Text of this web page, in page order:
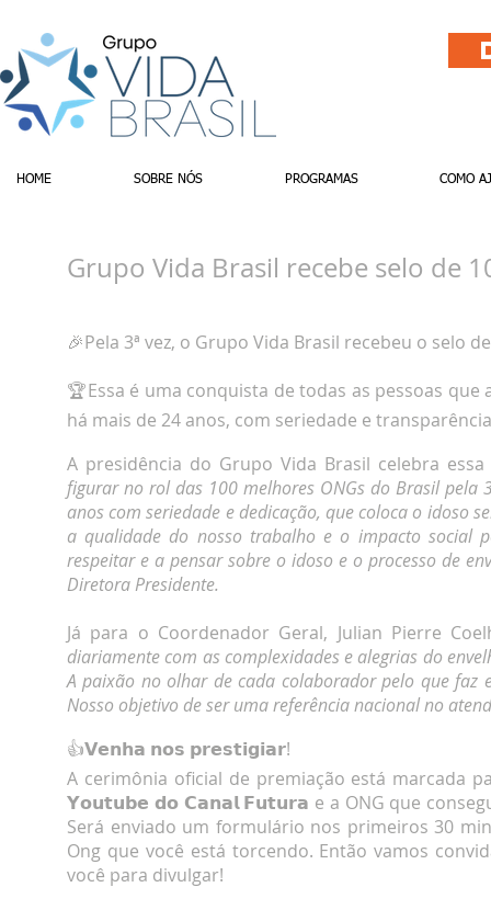
HOME SOBRE NÓS PROGRAMAS COMO
Grupo Vida Brasil recebe selo de
🎉Pela 3ª vez, o Grupo Vida Brasil recebeu o
🏆Essa é uma conquista de todas as pessoas
há mais de 24 anos, com seriedade e
A presidência do Grupo Vida Brasil celebra
figurar no rol das 100 melhores ONGs do Brasil pela
anos com seriedade e dedicação, que coloca o idoso
a qualidade do nosso trabalho e o impacto social
respeitar e a pensar sobre o idoso e o processo de
Diretora Presidente.
Já para o Coordenador Geral, Julian Pierre
diariamente com as complexidades e alegrias do
A paixão no olhar de cada colaborador pelo que faz
Nosso objetivo de ser uma referência nacional no
👍𝗩𝗲𝗻𝗵𝗮 𝗻𝗼𝘀 𝗽𝗿𝗲𝘀𝘁𝗶𝗴𝗶𝗮𝗿!
A cerimônia oficial de premiação está
𝗬𝗼𝘂𝘁𝘂𝗯𝗲 𝗱𝗼 𝗖𝗮𝗻𝗮𝗹 𝗙𝘂𝘁𝘂𝗿𝗮 e a ONG que
Será enviado um formulário nos primeiros 30
Ong que você está torcendo. Então vamos
você para divulgar!